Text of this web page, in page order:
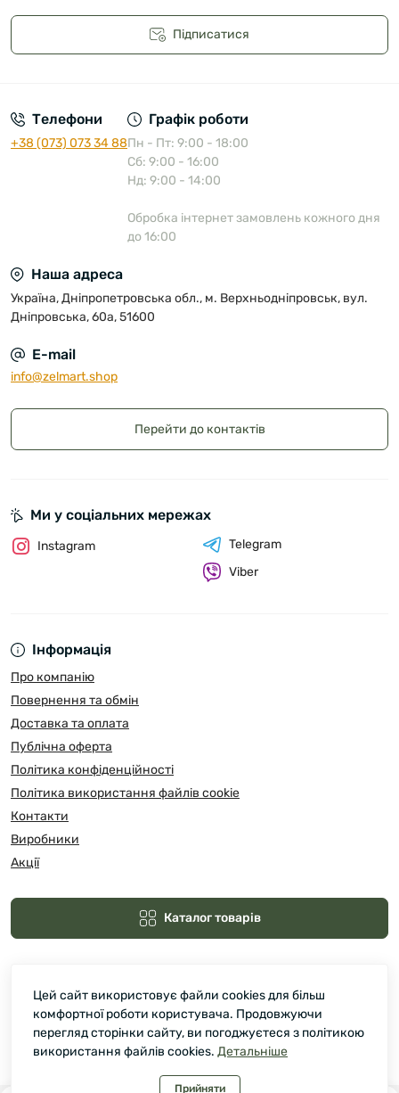
Підписатися
Телефони
+38 (073) 073 34 88
Графік роботи
Пн - Пт: 9:00 - 18:00
Сб: 9:00 - 16:00
Нд: 9:00 - 14:00
Обробка інтернет замовлень кожного дня
до 16:00
Наша адреса
Україна, Дніпропетровська обл., м. Верхньодніпровськ, вул.
Дніпровська, 60а, 51600
E-mail
info@zelmart.shop
Перейти до контактів
Інформація
Про компанію
Повернення та обмін
Доставка та оплата
Публічна оферта
Політика конфіденційності
Політика використання файлів cookie
Контакти
Виробники
Акції
Каталог товарів
Ми у соціальних мережах
Instagram
Telegram
Viber
Зелмарт © 2026
Цей сайт використовує файли cookies для більш
комфортної роботи користувача. Продовжуючи
перегляд сторінки сайту, ви погоджуєтеся з політикою
використання файлів cookies. Детальніше
Прийняти